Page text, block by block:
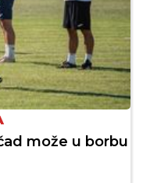
može u borbu